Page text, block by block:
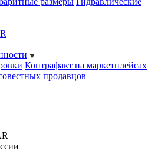
Контрафакт на маркетплейсах
продавцов